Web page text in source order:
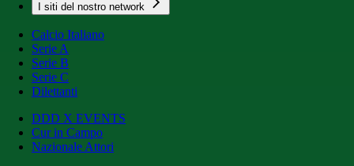
I siti del nostro network
Calcio Italiano
Serie A
Serie B
Serie C
Dilettanti
DDD X EVENTS
Cur in Campo
Nazionale Attori